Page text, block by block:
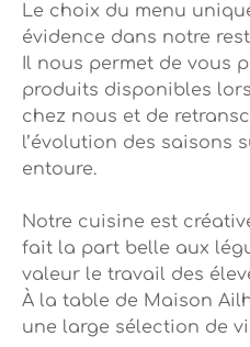
Le choix du menu
évidence dans notre
Il nous permet de vous
produits disponibles
chez nous et de
l’évolution des saisons
entoure.
Notre cuisine est
fait la part belle aux
valeur le travail des
À la table de Maison
une large sélection de